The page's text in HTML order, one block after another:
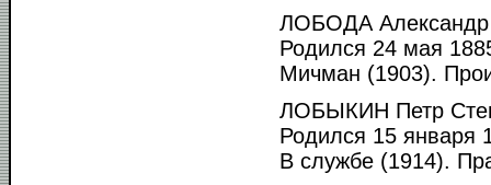
ЛОБОДА Александр
Родился 24 мая
Мичман (1903).
ЛОБЫКИН Петр
Родился 15 января
В службе (1914).